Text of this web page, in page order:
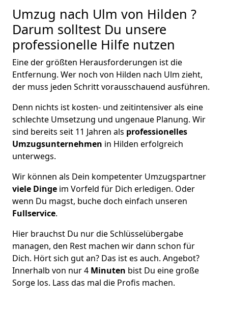
Umzug nach Ulm von Hilden ?
Darum solltest Du unsere
professionelle Hilfe nutzen
Eine der größten Herausforderungen ist die
Entfernung. Wer noch von Hilden nach Ulm zieht,
der muss jeden Schritt vorausschauend ausführen.
Denn nichts ist kosten- und zeitintensiver als eine
schlechte Umsetzung und ungenaue Planung. Wir
sind bereits seit 11 Jahren als professionelles
Umzugsunternehmen in Hilden erfolgreich
unterwegs.
Wir können als Dein kompetenter Umzugspartner
viele Dinge im Vorfeld für Dich erledigen. Oder
wenn Du magst, buche doch einfach unseren
Fullservice.
Hier brauchst Du nur die Schlüsselübergabe
managen, den Rest machen wir dann schon für
Dich. Hört sich gut an? Das ist es auch. Angebot?
Innerhalb von nur 4 Minuten bist Du eine große
Sorge los. Lass das mal die Profis machen.